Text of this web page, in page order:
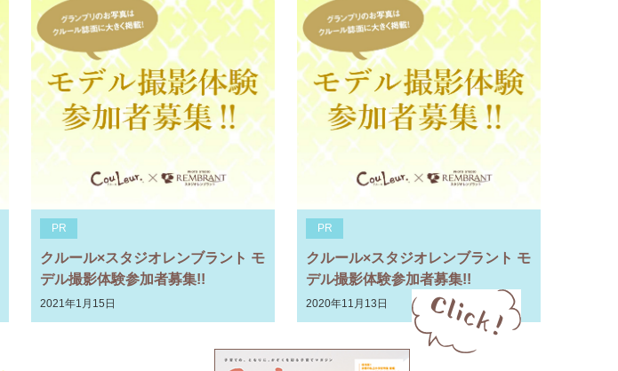
PR
クルール×スタジオレンブラント モ
デル撮影体験参加者募集!!
2021年1月15日
PR
クルール×スタジオレンブラント モ
デル撮影体験参加者募集!!
2020年11月13日